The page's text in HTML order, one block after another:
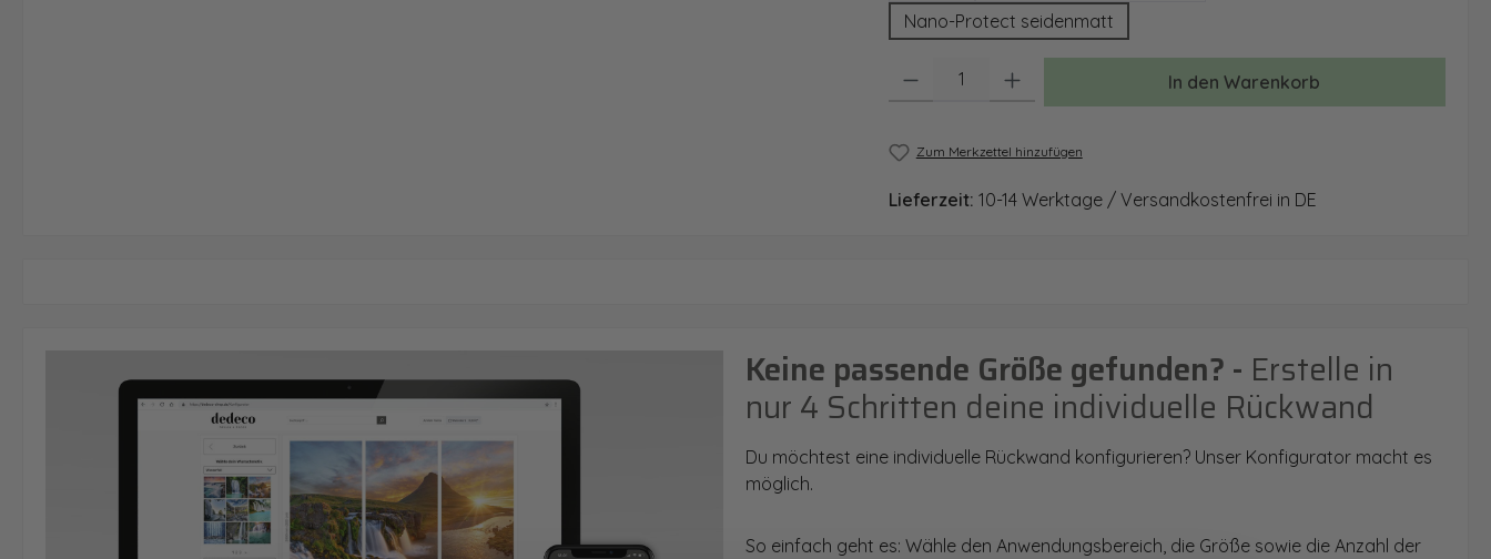
Nano-Protect seidenmatt
Produkt Anzahl: Gib den gewünschten Wert ein oder benutze die Schaltflächen
In den Warenkorb
Zum Merkzettel hinzufügen
Lieferzeit: 10-14 Werktage / Versandkostenfrei in DE
Keine passende Größe gefunden? - Erstelle in
nur 4 Schritten deine individuelle Rückwand
Du möchtest eine individuelle Rückwand konfigurieren? Unser Konfigurator macht es
möglich.
So einfach geht es: Wähle den Anwendungsbereich, die Größe sowie die Anzahl der